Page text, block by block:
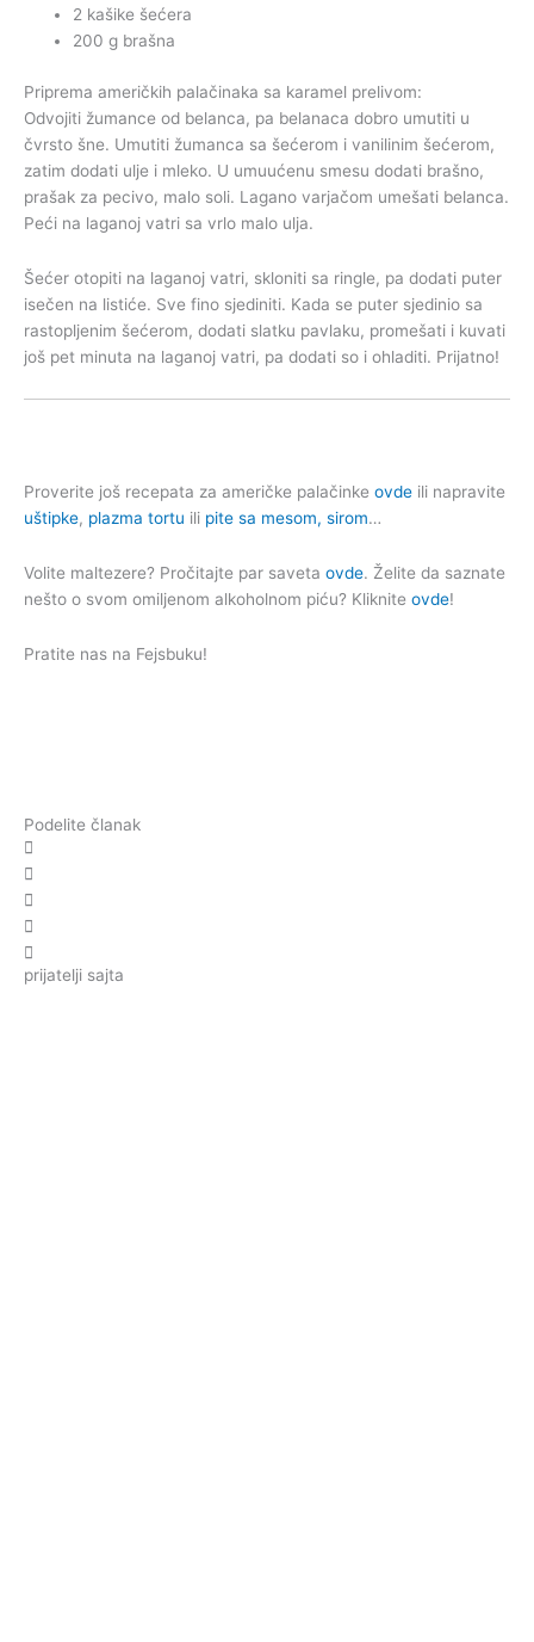
2 kašike šećera
200 g brašna
Priprema američkih palačinaka sa karamel prelivom:
Odvojiti žumance od belanca, pa belanaca dobro umutiti u
čvrsto šne. Umutiti žumanca sa šećerom i vanilinim šećerom,
zatim dodati ulje i mleko. U umuućenu smesu dodati brašno,
prašak za pecivo, malo soli. Lagano varjačom umešati belanca.
Peći na laganoj vatri sa vrlo malo ulja.
Šećer otopiti na laganoj vatri, skloniti sa ringle, pa dodati puter
isečen na listiće. Sve fino sjediniti. Kada se puter sjedinio sa
rastopljenim šećerom, dodati slatku pavlaku, promešati i kuvati
još pet minuta na laganoj vatri, pa dodati so i ohladiti. Prijatno!
Proverite još recepata za američke palačinke ovde ili napravite
uštipke, plazma tortu ili pite sa mesom, sirom…
Volite maltezere? Pročitajte par saveta ovde. Želite da saznate
nešto o svom omiljenom alkoholnom piću? Kliknite ovde!
Pratite nas na Fejsbuku!
Podelite članak
prijatelji sajta